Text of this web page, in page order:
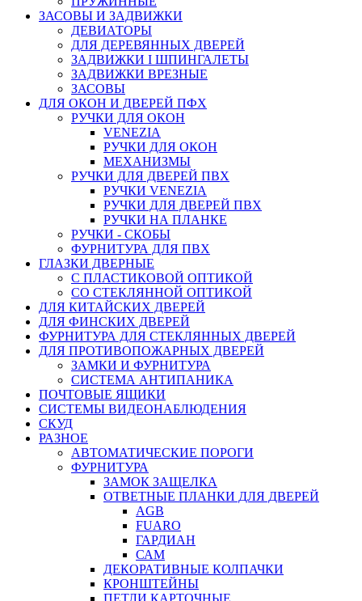
ЗАСОВЫ И ЗАДВИЖКИ
ДЕВИАТОРЫ
ДЛЯ ДЕРЕВЯННЫХ ДВЕРЕЙ
ЗАДВИЖКИ I ШПИНГАЛЕТЫ
ЗАДВИЖКИ ВРЕЗНЫЕ
ЗАСОВЫ
ДЛЯ ОКОН И ДВЕРЕЙ ПФХ
РУЧКИ ДЛЯ ОКОН
VENEZIA
РУЧКИ ДЛЯ ОКОН
МЕХАНИЗМЫ
РУЧКИ ДЛЯ ДВЕРЕЙ ПВХ
РУЧКИ VENEZIA
РУЧКИ ДЛЯ ДВЕРЕЙ ПВХ
РУЧКИ НА ПЛАНКЕ
РУЧКИ - СКОБЫ
ФУРНИТУРА ДЛЯ ПВХ
ГЛАЗКИ ДВЕРНЫЕ
С ПЛАСТИКОВОЙ ОПТИКОЙ
СО СТЕКЛЯННОЙ ОПТИКОЙ
ДЛЯ КИТАЙСКИХ ДВЕРЕЙ
ДЛЯ ФИНСКИХ ДВЕРЕЙ
ФУРНИТУРА ДЛЯ СТЕКЛЯННЫХ ДВЕРЕЙ
ДЛЯ ПРОТИВОПОЖАРНЫХ ДВЕРЕЙ
ЗАМКИ И ФУРНИТУРА
СИСТЕМА АНТИПАНИКА
ПОЧТОВЫЕ ЯЩИКИ
СИСТЕМЫ ВИДЕОНАБЛЮДЕНИЯ
СКУД
РАЗНОЕ
АВТОМАТИЧЕСКИЕ ПОРОГИ
ФУРНИТУРА
ЗАМОК ЗАЩЕЛКА
ОТВЕТНЫЕ ПЛАНКИ ДЛЯ ДВЕРЕЙ
AGB
FUARO
ГАРДИАН
САМ
ДЕКОРАТИВНЫЕ КОЛПАЧКИ
КРОНШТЕЙНЫ
ПЕТЛИ КАРТОЧНЫЕ